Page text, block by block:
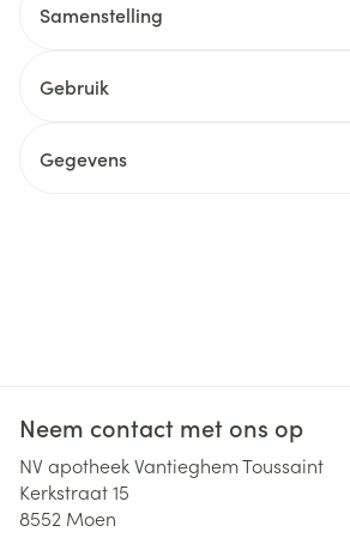
Samenstelling
Gebruik
Gegevens
Neem contact met ons op
NV apotheek Vantieghem Toussaint
Kerkstraat 15
8552 Moen